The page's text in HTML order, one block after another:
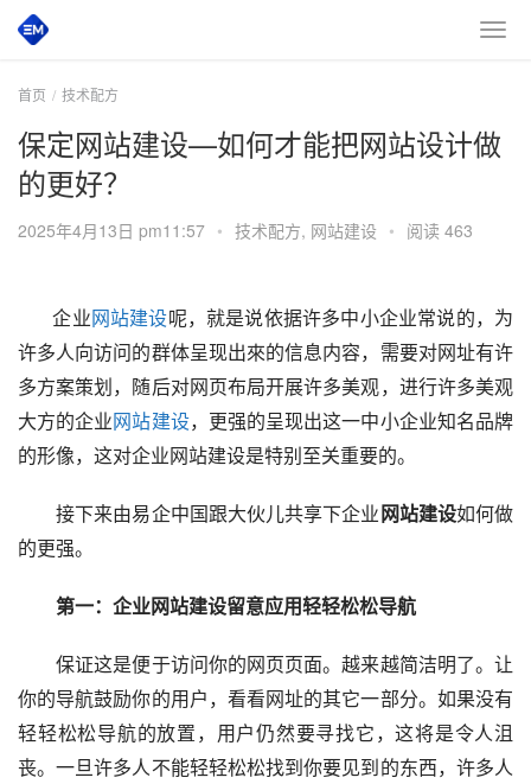
首页 技术配方
保定网站建设—如何才能把网站设计做
的更好？
2025年4月13日 pm11:57 • 技术配方, 网站建设 • 阅读 463
企业 网站建设呢，就是说依据许多中小企业常说的，为
许多人向访问的群体呈现出來的信息内容，需要对网址有许
多方案策划，随后对网页布局开展许多美观，进行许多美观
大方的企业 网站建设，更强的呈现出这一中小企业知名品牌
的形像，这对企业网站建设是特别至关重要的。
接下来由易企中国跟大伙儿共享下企业 网站建设如何做
的更强。
第一：企业网站建设留意应用轻轻松松导航
保证这是便于访问你的网页页面。越来越简洁明了。让
你的导航鼓励你的用户，看看网址的其它一部分。如果没有
轻轻松松导航的放置，用户仍然要寻找它，这将是令人沮
丧。一旦许多人不能轻轻松松找到你要见到的东西，许多人